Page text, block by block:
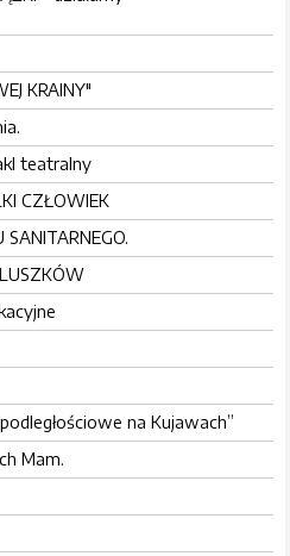
KRAINY"
teatralny
CZŁOWIEK
SANITARNEGO.
na Kujawach”
Mam.